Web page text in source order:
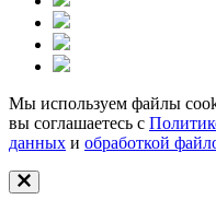
Мы используем файлы
вы соглашаетесь с
данных и обработкой